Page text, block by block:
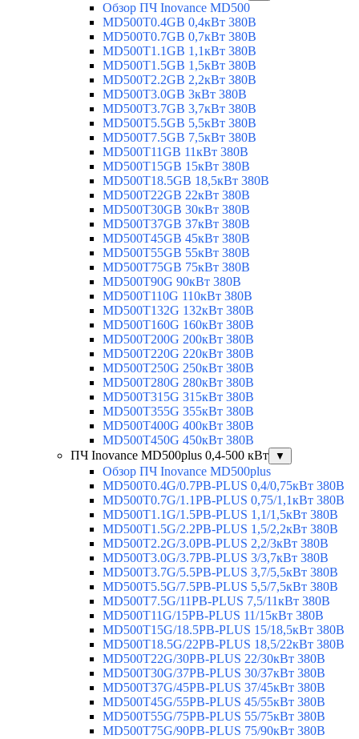
Обзор ПЧ Inovance MD500
MD500T0.4GB 0,4кВт 380В
MD500T0.7GB 0,7кВт 380В
MD500T1.1GB 1,1кВт 380В
MD500T1.5GB 1,5кВт 380В
MD500T2.2GB 2,2кВт 380В
MD500T3.0GB 3кВт 380В
MD500T3.7GB 3,7кВт 380В
MD500T5.5GB 5,5кВт 380В
MD500T7.5GB 7,5кВт 380В
MD500T11GB 11кВт 380В
MD500T15GB 15кВт 380В
MD500T18.5GB 18,5кВт 380В
MD500T22GB 22кВт 380В
MD500T30GB 30кВт 380В
MD500T37GB 37кВт 380В
MD500T45GB 45кВт 380В
MD500T55GB 55кВт 380В
MD500T75GB 75кВт 380В
MD500T90G 90кВт 380В
MD500T110G 110кВт 380В
MD500T132G 132кВт 380В
MD500T160G 160кВт 380В
MD500T200G 200кВт 380В
MD500T220G 220кВт 380В
MD500T250G 250кВт 380В
MD500T280G 280кВт 380В
MD500T315G 315кВт 380В
MD500T355G 355кВт 380В
MD500T400G 400кВт 380В
MD500T450G 450кВт 380В
ПЧ Inovance MD500plus 0,4-500 кВт
▼
Обзор ПЧ Inovance MD500plus
MD500T0.4G/0.7PB-PLUS 0,4/0,75кВт 380В
MD500T0.7G/1.1PB-PLUS 0,75/1,1кВт 380В
MD500T1.1G/1.5PB-PLUS 1,1/1,5кВт 380В
MD500T1.5G/2.2PB-PLUS 1,5/2,2кВт 380В
MD500T2.2G/3.0PB-PLUS 2,2/3кВт 380В
MD500T3.0G/3.7PB-PLUS 3/3,7кВт 380В
MD500T3.7G/5.5PB-PLUS 3,7/5,5кВт 380В
MD500T5.5G/7.5PB-PLUS 5,5/7,5кВт 380В
MD500T7.5G/11PB-PLUS 7,5/11кВт 380В
MD500T11G/15PB-PLUS 11/15кВт 380В
MD500T15G/18.5PB-PLUS 15/18,5кВт 380В
MD500T18.5G/22PB-PLUS 18,5/22кВт 380В
MD500T22G/30PB-PLUS 22/30кВт 380В
MD500T30G/37PB-PLUS 30/37кВт 380В
MD500T37G/45PB-PLUS 37/45кВт 380В
MD500T45G/55PB-PLUS 45/55кВт 380В
MD500T55G/75PB-PLUS 55/75кВт 380В
MD500T75G/90PB-PLUS 75/90кВт 380В